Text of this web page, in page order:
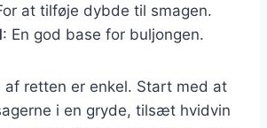
at tilføje dybde til smagen.
: En god base for buljongen.
af retten er enkel. Start med at
i en gryde, tilsæt hvidvin